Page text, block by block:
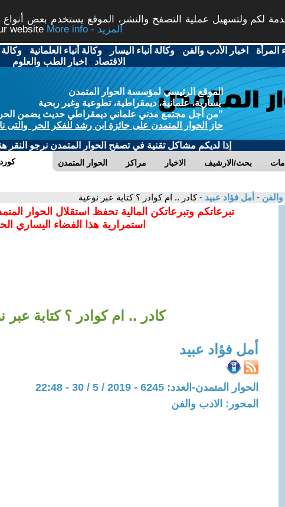
لكم ولتسهيل عملية التصفح والنشر، الموقع يستخدم بعض
website
More info - المزيد
المرأة - اخبار الأدب والفن -وكالة أنباء اليسار -وكالة أنباء العلمانية -وكالة
الاقتصاد - اخبار الطب والعلوم
الموقع الرئيسي لمؤسسة الحوار المتمدن
يسارية، علمانية، ديمقراطية، تطوعية وغير ربحية
"من أجل مجتمع مدني علماني ديمقراطي حديث يضمن الحرية
حاز الحوار المتمدن على جائزة ابن رشد للفكر الحر والتى
إذا لديكم مشاكل تقنية في تصفح الحوار المتمدن نرجو النقر
الحوار المتمدن مراكز الاخبار بحث/الارشيف
والفن - أمل فؤاد عبيد - كادر .. ام كوادر ؟ كتابة عبر نوعية
تبرعاتكم وتبرعاتكن المالية تحفظ استقلال الحوار
استمرارية هذا الفضاء اليساري
كادر .. ام كوادر ؟ كتابة عبر
أمل فؤاد عبيد
الحوار المتمدن-العدد: 6245 - 2019 / 5 / 30 - 22:48
المحور: الادب والفن